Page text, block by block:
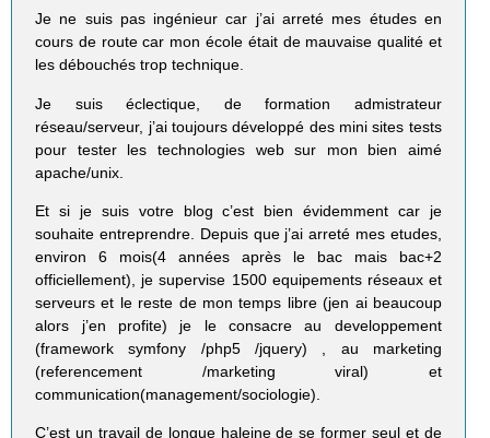
Je ne suis pas ingénieur car j’ai arreté mes études en
cours de route car mon école était de mauvaise qualité et
les débouchés trop technique.
Je suis éclectique, de formation admistrateur
réseau/serveur, j’ai toujours développé des mini sites tests
pour tester les technologies web sur mon bien aimé
apache/unix.
Et si je suis votre blog c’est bien évidemment car je
souhaite entreprendre. Depuis que j’ai arreté mes etudes,
environ 6 mois(4 années après le bac mais bac+2
officiellement), je supervise 1500 equipements réseaux et
serveurs et le reste de mon temps libre (jen ai beaucoup
alors j’en profite) je le consacre au developpement
(framework symfony /php5 /jquery) , au marketing
(referencement /marketing viral) et
communication(management/sociologie).
C’est un travail de longue haleine de se former seul et de